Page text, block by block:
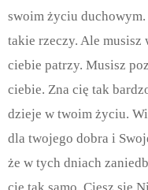
swoim życiu
takie rzeczy. Ale musisz
ciebie patrzy. Musisz
ciebie. Zna cię tak
dzieje w twoim życiu.
dla twojego dobra i
że w tych dniach